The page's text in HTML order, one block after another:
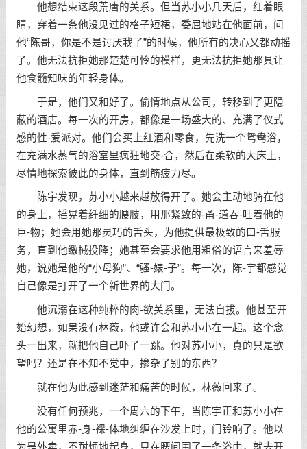
他想结束这段荒唐的关系。但当苏小小几天后，红着眼
睛，穿着一条他没见过的格子短裙，委屈地站在他面前，问
他“陈哥，你是不是讨厌我了”的时候，他所有的决心又都动摇
了。他无法抗拒她那楚楚可怜的模样，更无法抗拒她那具让
他食髓知味的年轻身体。
于是，他们又和好了。偷情地点从公司，转移到了更隐
蔽的酒店。每一次的开房，都像是一场盛大的、充满了仪式
感的性-爱派对。他们会买上红酒和零食，先洗一个鸳鸯浴，
在充满水蒸气的浴室里疯狂地交-合，然后在柔软的大床上，
尽情地探索彼此的身体，直到筋疲力尽。
陈宇发现，苏小小越来越放得开了。她会主动地骑在他
的身上，摇晃着纤细的腰肢，用那紧致的-甬-道吞-吐着他的
巨-物；她会用她那灵巧的舌头，为他提供最极致的口-舌服
务，直到他缴械投降；她甚至会要求他用粗俗的语言来羞辱
她，说她是他的“小母狗”、“骚-婊-子”。每一次，陈-宇都感觉
自己像是打开了一个新世界的大门。
他沉溺在这种纯粹的肉-欲关系里，无法自拔。他甚至开
始幻想，如果没有林薇，他或许会和苏小小在一起。这个念
头一出来，就把他自己吓了一跳。他对苏小小，真的只是欲
望吗？还是在不知不觉中，掺杂了别的东西？
就在他为此感到迷茫和痛苦的时候，林薇回来了。
没有任何预兆，一个周六的下午，当陈宇正和苏小小在
他的公寓里赤-身-裸-体地纠缠在沙发上时，门铃响了。他以